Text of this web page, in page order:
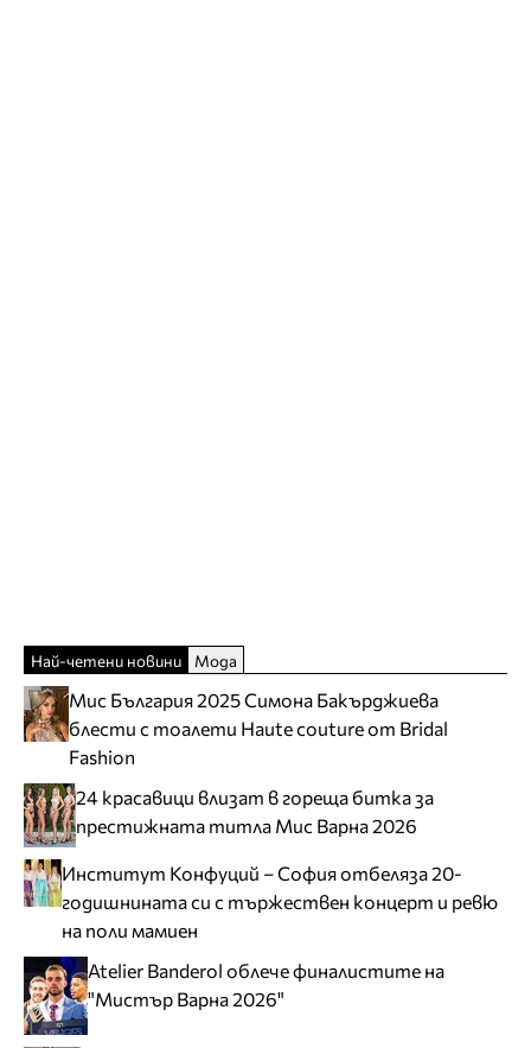
Най-четени новини Мода
Мис България 2025 Симона Бакърджиева
блести с тоалети Haute couture от Bridal
Fashion
24 красавици влизат в гореща битка за
престижната титла Мис Варна 2026
Институт Конфуций – София отбеляза 20-
годишнината си с тържествен концерт и ревю
на поли мамиен
Atelier Banderol облече финалистите на
"Мистър Варна 2026"